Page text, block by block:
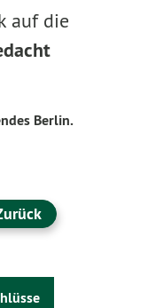
auf die
Berlin.